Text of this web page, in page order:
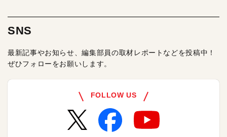
SNS
最新記事やお知らせ、編集部員の取材レポートなどを投稿中！
ぜひフォローをお願いします。
FOLLOW US